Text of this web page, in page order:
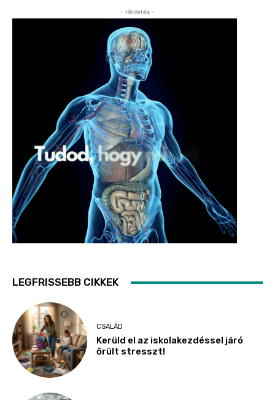
- Hirdetés -
LEGFRISSEBB CIKKEK
CSALÁD
Kerüld el az iskolakezdéssel járó
őrült stresszt!